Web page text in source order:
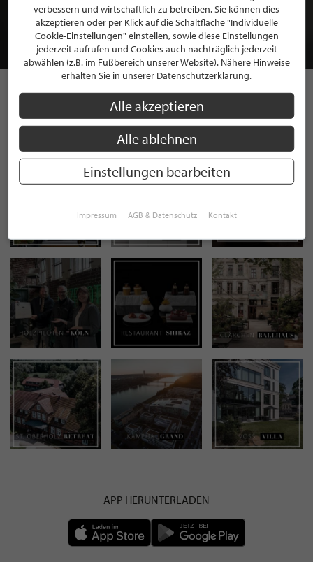
JETZT GRATIS BEWERBEN
STILPUNKTE AUF
INSTAGRAM
APP HERUNTERLADEN
verbessern und wirtschaftlich zu betreiben. Sie können dies
akzeptieren oder per Klick auf die Schaltfläche "Individuelle
Cookie-Einstellungen" einstellen, sowie diese Einstellungen
jederzeit aufrufen und Cookies auch nachträglich jederzeit
abwählen (z.B. im Fußbereich unserer Website). Nähere Hinweise
erhalten Sie in unserer Datenschutzerklärung.
Alle akzeptieren
Alle ablehnen
Einstellungen bearbeiten
Impressum AGB & Datenschutz Kontakt